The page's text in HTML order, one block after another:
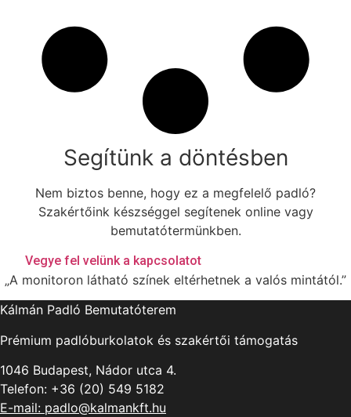
3
6
1
t
Segítünk a döntésben
Nem biztos benne, hogy ez a megfelelő padló?
Szakértőink készséggel segítenek online vagy
bemutatótermünkben.
Vegye fel velünk a kapcsolatot
„A monitoron látható színek eltérhetnek a valós mintától.”
Kálmán Padló Bemutatóterem
Prémium padlóburkolatok és szakértői támogatás
1046 Budapest, Nádor utca 4.
Telefon: +36 (20) 549 5182
E-mail: padlo@kalmankft.hu